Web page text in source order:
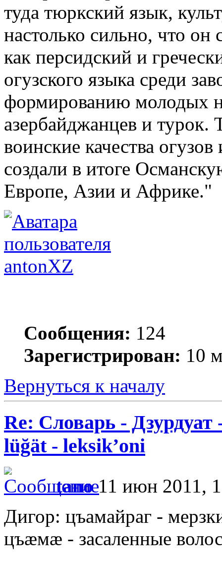
туда тюркский язык,
настолько сильно, что он
как персидский и
огузского языка среди
формированию молодых
азербайджанцев и турок.
воинские качества
создали в итоге
Европе, Азии и Африке."
antonXZ
Сообщения: 124
Зарегистрирован: 10
Вернуться к началу
Re: Словарь -
lüğät - leksik’oni
tano11 июн 2011,
Дигор: цъамайраг -
цъæмæ - засаленные